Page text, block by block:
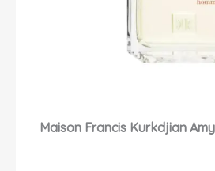
Maison Francis Kurkdjian